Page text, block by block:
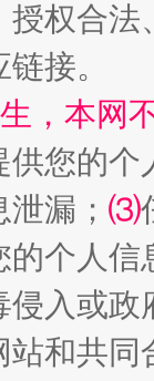
权合
接。
，本网
供您的个
漏； ⑶
个人
入或
和共